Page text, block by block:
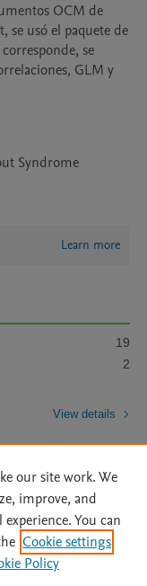
OCM de
usó el paquete de
se
GLM y
Syndrome
Learn more
19
2
View details
| Archive Policy
|
| Status Updates
our site work. We
improve, and
You can
Cookie settings
Policy